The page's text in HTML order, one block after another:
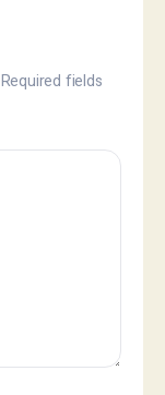
Required fields